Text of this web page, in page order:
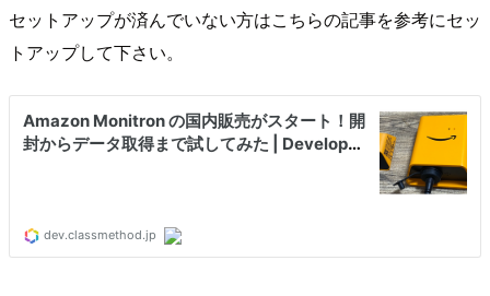
セットアップが済んでいない方はこちらの記事を参考にセッ
トアップして下さい。